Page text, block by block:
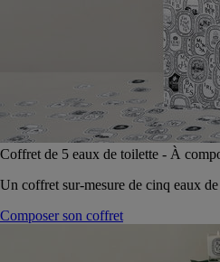
Coffret de 5 eaux de toilette - À
Un coffret sur-mesure de cinq eaux
Composer son coffret